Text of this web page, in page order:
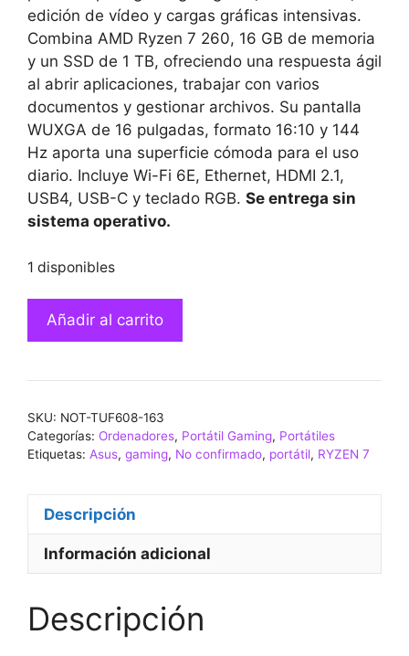
edición de vídeo y cargas gráficas intensivas.
Combina AMD Ryzen 7 260, 16 GB de memoria
y un SSD de 1 TB, ofreciendo una respuesta ágil
al abrir aplicaciones, trabajar con varios
documentos y gestionar archivos. Su pantalla
WUXGA de 16 pulgadas, formato 16:10 y 144
Hz aporta una superficie cómoda para el uso
diario. Incluye Wi-Fi 6E, Ethernet, HDMI 2.1,
USB4, USB-C y teclado RGB. Se entrega sin
sistema operativo.
1 disponibles
Gaming
A16
TU163
AMD
260
16GB
1TB
cantidad
Añadir al carrito
SKU: NOT-TUF608-163
Categorías: Ordenadores, Portátil Gaming, Portátiles
Etiquetas: Asus, gaming, No confirmado, portátil, RYZEN 7
Descripción
Información adicional
Descripción